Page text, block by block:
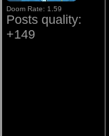
Doom Rate: 1.59
Posts quality:
+149